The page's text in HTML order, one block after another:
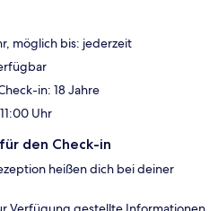
möglich bis: jederzeit
in: 18 Jahre
Uhr
den Check-in
heißen dich bei deiner